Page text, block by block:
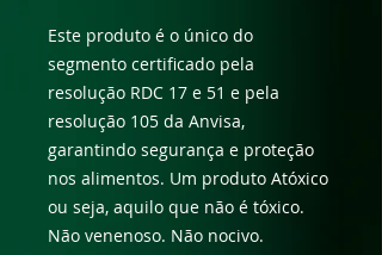
Este produto é o único do
segmento certificado pela
resolução RDC 17 e 51 e pela
resolução 105 da Anvisa,
garantindo segurança e proteção
nos alimentos. Um produto Atóxico
ou seja, aquilo que não é tóxico.
Não venenoso. Não nocivo.